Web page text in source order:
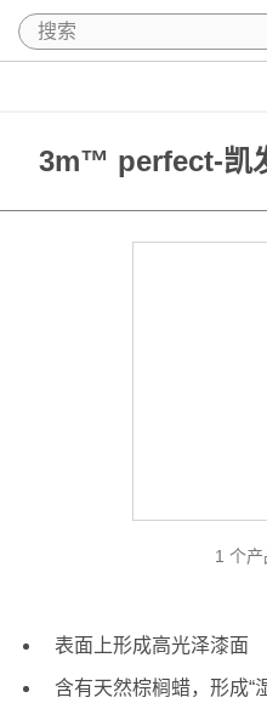
3m™ perfect-凯
1 个产
表面上形成高光泽漆面
含有天然棕榈蜡，形成“